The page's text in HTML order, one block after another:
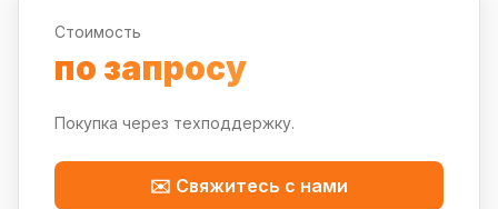
Стоимость
по запросу
Покупка через техподдержку.
✉️ Свяжитесь с нами